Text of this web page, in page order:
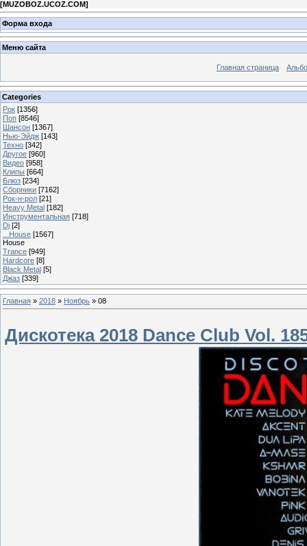
[MUZOBOZ.UCOZ.COM]
Форма входа
Меню сайта
Главная страница
Categories
Рок [1356]
Поп [8546]
Шансон [1367]
Нью-Эйдж [143]
Техно [342]
Другое [960]
Видео [958]
Клипы [664]
Блюз [234]
Сборники [7162]
Рок-н-рол [21]
Heavy Metal [182]
Инструментальная [718]
Dj [2]
...House [1567]
House
Trance [949]
Hardcore [8]
Black Metal [5]
Джаз [339]
Главная » 2018 » Ноябрь » 08
Дискотека 2018 Dance Club Vol.